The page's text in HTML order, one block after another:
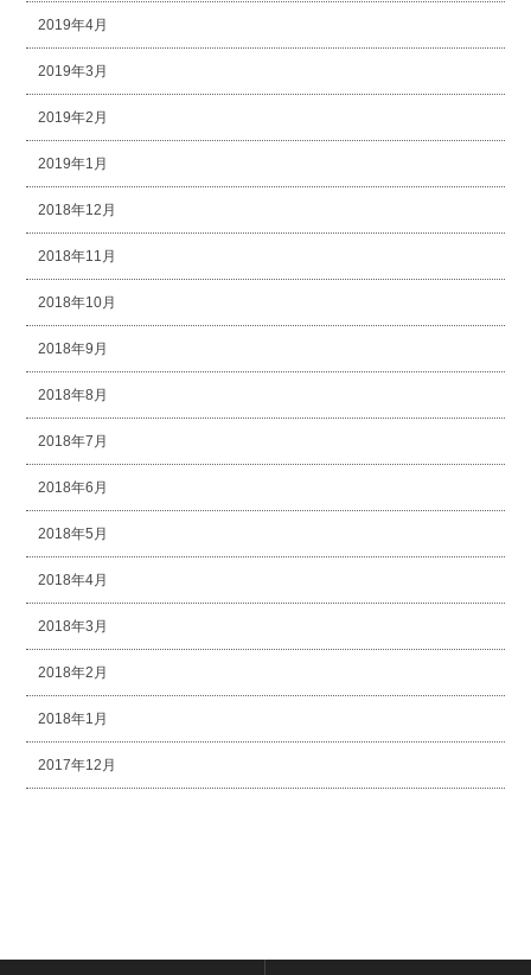
2019年4月
2019年3月
2019年2月
2019年1月
2018年12月
2018年11月
2018年10月
2018年9月
2018年8月
2018年7月
2018年6月
2018年5月
2018年4月
2018年3月
2018年2月
2018年1月
2017年12月